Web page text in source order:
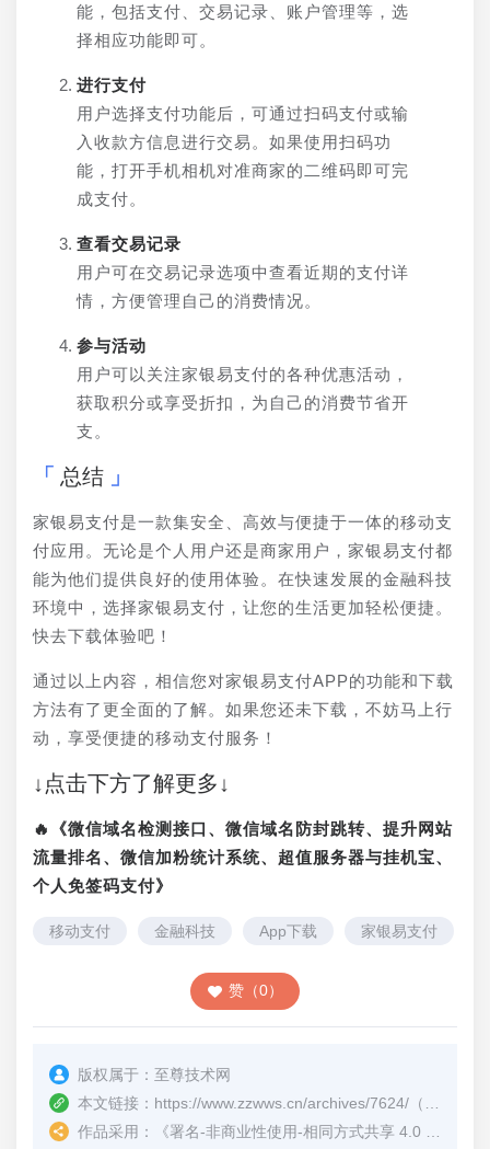
能，包括支付、交易记录、账户管理等，选
择相应功能即可。
进行支付
用户选择支付功能后，可通过扫码支付或输
入收款方信息进行交易。如果使用扫码功
能，打开手机相机对准商家的二维码即可完
成支付。
查看交易记录
用户可在交易记录选项中查看近期的支付详
情，方便管理自己的消费情况。
参与活动
用户可以关注家银易支付的各种优惠活动，
获取积分或享受折扣，为自己的消费节省开
支。
总结
家银易支付是一款集安全、高效与便捷于一体的移动支
付应用。无论是个人用户还是商家用户，家银易支付都
能为他们提供良好的使用体验。在快速发展的金融科技
环境中，选择家银易支付，让您的生活更加轻松便捷。
快去下载体验吧！
通过以上内容，相信您对家银易支付APP的功能和下载
方法有了更全面的了解。如果您还未下载，不妨马上行
动，享受便捷的移动支付服务！
↓点击下方了解更多↓
🔥《微信域名检测接口、微信域名防封跳转、提升网站
流量排名、微信加粉统计系统、超值服务器与挂机宝、
个人免签码支付》
移动支付 金融科技 App下载 家银易支付
赞（0）
版权属于： 至尊技术网
本文链接： https://www.zzwws.cn/archives/7624/ （转载时请注明本文出处及文章链接）
作品采用：
《署名-非商业性使用-相同方式共享 4.0 国际 (CC BY-NC-SA 4.0)